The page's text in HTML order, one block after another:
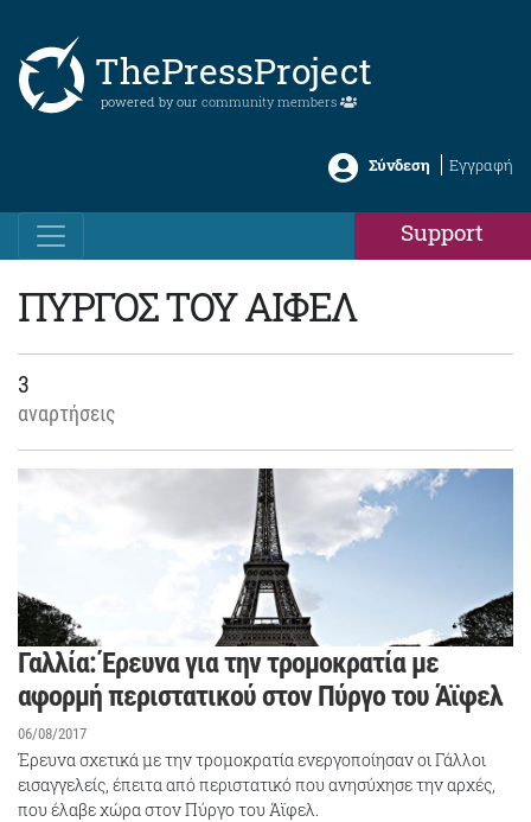
ThePressProject
powered by our community members
Σύνδεση Εγγραφή
Support
ΠΥΡΓΟΣ ΤΟΥ ΑΙΦΕΛ
3
αναρτήσεις
Γαλλία: Έρευνα για την τρομοκρατία με
αφορμή περιστατικού στον Πύργο του Άϊφελ
06/08/2017
Έρευνα σχετικά με την τρομοκρατία ενεργοποίησαν οι Γάλλοι
εισαγγελείς, έπειτα από περιστατικό που ανησύχησε την αρχές,
που έλαβε χώρα στον Πύργο του Άϊφελ.